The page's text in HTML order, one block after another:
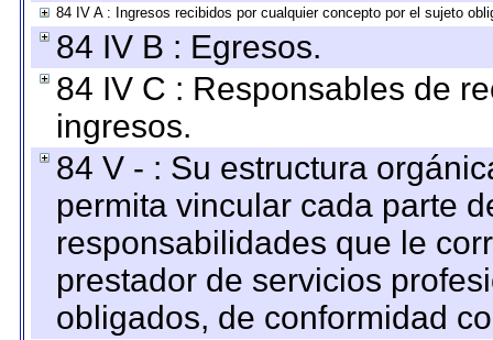
84 IV A : Ingresos recibidos por cualquier concepto por el sujeto
84 IV B : Egresos.
84 IV C : Responsables de
ingresos.
84 V - : Su estructura
permita vincular cada parte
responsabilidades que le
prestador de servicios
obligados, de conformidad